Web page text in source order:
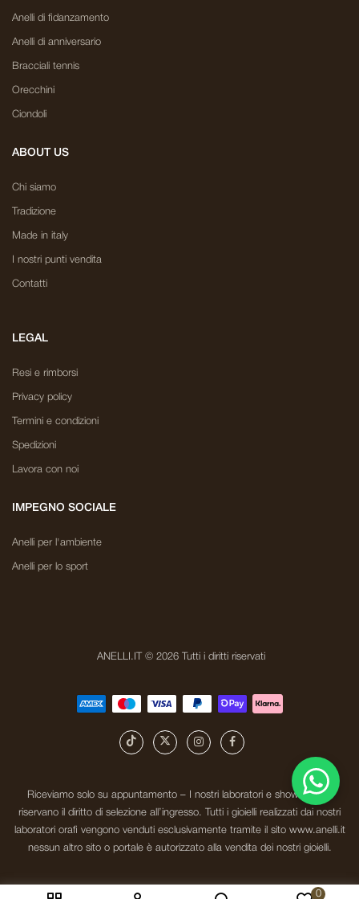
0
Anelli di fidanzamento
Anelli di anniversario
Bracciali tennis
Orecchini
Ciondoli
ABOUT US
Chi siamo
Tradizione
Made in italy
I nostri punti vendita
Contatti
LEGAL
Resi e rimborsi
Privacy policy
Termini e condizioni
Spedizioni
Lavora con noi
IMPEGNO SOCIALE
Anelli per l'ambiente
Anelli per lo sport
ANELLI.IT © 2026 Tutti i diritti riservati
Riceviamo solo su appuntamento – I nostri laboratori e showroom si
riservano il diritto di selezione all’ingresso. Tutti i gioielli realizzati dai nostri
laboratori orafi vengono venduti esclusivamente tramite il sito www.anelli.it
nessun altro sito o portale è autorizzato alla vendita dei nostri gioielli.